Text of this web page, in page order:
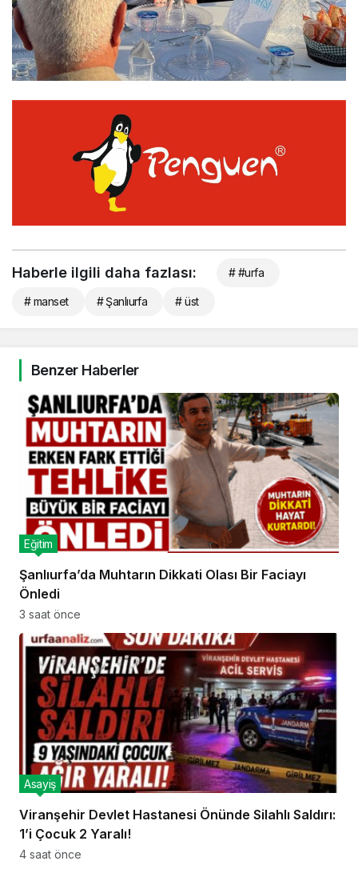
Haberle ilgili daha fazlası: # #urfa
# manset # Şanlıurfa # üst
Benzer Haberler
Şanlıurfa’da Muhtarın Dikkati Olası Bir Faciayı
Önledi
Eğitim
3 saat önce
Viranşehir Devlet Hastanesi Önünde Silahlı Saldırı:
1’i Çocuk 2 Yaralı!
Asayiş
4 saat önce